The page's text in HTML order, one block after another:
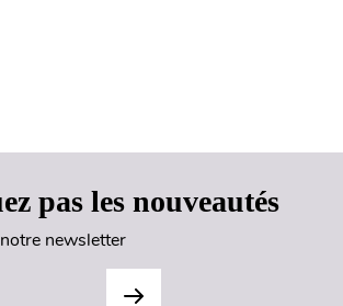
pas les nouveautés
newsletter